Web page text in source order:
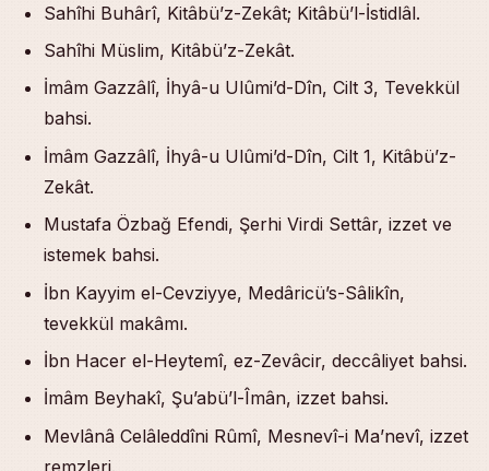
Sahîhi Buhârî, Kitâbü’z-Zekât; Kitâbü’l-İstidlâl.
Sahîhi Müslim, Kitâbü’z-Zekât.
İmâm Gazzâlî, İhyâ-u Ulûmi’d-Dîn, Cilt 3, Tevekkül
bahsi.
İmâm Gazzâlî, İhyâ-u Ulûmi’d-Dîn, Cilt 1, Kitâbü’z-
Zekât.
Mustafa Özbağ Efendi, Şerhi Virdi Settâr, izzet ve
istemek bahsi.
İbn Kayyim el-Cevziyye, Medâricü’s-Sâlikîn,
tevekkül makâmı.
İbn Hacer el-Heytemî, ez-Zevâcir, deccâliyet bahsi.
İmâm Beyhakî, Şu’abü’l-Îmân, izzet bahsi.
Mevlânâ Celâleddîni Rûmî, Mesnevî-i Ma’nevî, izzet
remzleri.